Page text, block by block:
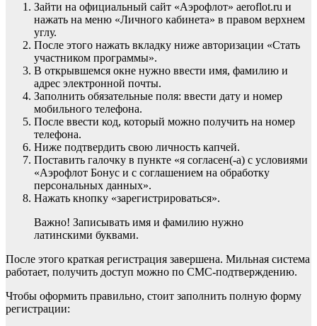
Зайти на официальный сайт «Аэрофлот» aeroflot.ru и
нажать на меню «Личного кабинета» в правом верхнем
углу.
После этого нажать вкладку ниже авторизации «Стать
участником программы».
В открывшемся окне нужно ввести имя, фамилию и
адрес электронной почты.
Заполнить обязательные поля: ввести дату и номер
мобильного телефона.
После ввести код, который можно получить на номер
телефона.
Ниже подтвердить свою личность капчей.
Поставить галочку в пункте «я согласен(-а) с условиями
«Аэрофлот Бонус и с соглашением на обработку
персональных данных».
Нажать кнопку «зарегистрироваться».
Важно! Записывать имя и фамилию нужно
латинскими буквами.
После этого краткая регистрация завершена. Мильная система
работает, получить доступ можно по СМС-подтверждению.
Чтобы оформить правильно, стоит заполнить полную форму
регистрации: